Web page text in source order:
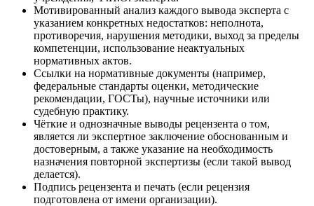
Мотивированный анализ каждого вывода эксперта с
указанием конкретных недостатков: неполнота,
противоречия, нарушения методики, выход за пределы
компетенции, использование неактуальных
нормативных актов.
Ссылки на нормативные документы (например,
федеральные стандарты оценки, методические
рекомендации, ГОСТы), научные источники или
судебную практику.
Чёткие и однозначные выводы рецензента о том,
является ли экспертное заключение обоснованным и
достоверным, а также указание на необходимость
назначения повторной экспертизы (если такой вывод
делается).
Подпись рецензента и печать (если рецензия
подготовлена от имени организации).